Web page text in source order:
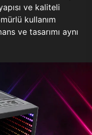
ve kaliteli
kullanım
ve tasarımı aynı